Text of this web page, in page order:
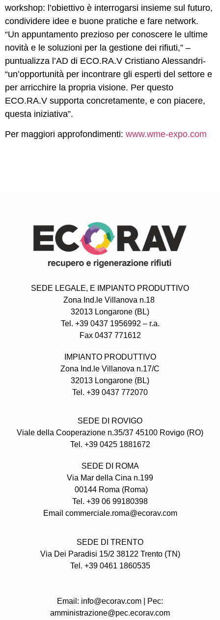
workshop: l’obiettivo è interrogarsi insieme sul futuro,
condividere idee e buone pratiche e fare network.
“Un appuntamento prezioso per conoscere le ultime
novità e le soluzioni per la gestione dei rifiuti,” –
puntualizza l’AD di ECO.RA.V Cristiano Alessandri-
“un’opportunità per incontrare gli esperti del settore e
per arricchire la propria visione. Per questo
ECO.RA.V supporta concretamente, e con piacere,
questa iniziativa”.
Per maggiori approfondimenti: www.wme-expo.com
SEDE LEGALE, E IMPIANTO PRODUTTIVO
Zona Ind.le Villanova n.18
32013 Longarone (BL)
Tel. +39 0437 1956992 – r.a.
Fax 0437 771612
IMPIANTO PRODUTTIVO
Zona Ind.le Villanova n.17/C
32013 Longarone (BL)
Tel. +39 0437 772070
SEDE DI ROVIGO
Viale della Cooperazione n.35/37 45100 Rovigo (RO)
Tel. +39 0425 1881672
SEDE DI ROMA
Via Mar della Cina n.199
00144 Roma (Roma)
Tel. +39 06 99180398
Email commerciale.roma@ecorav.com
SEDE DI TRENTO
Via Dei Paradisi 15/2 38122 Trento(TN)
Tel. +39 0461 1860535
Email: info@ecorav.com | Pec:
amministrazione@pec.ecorav.com